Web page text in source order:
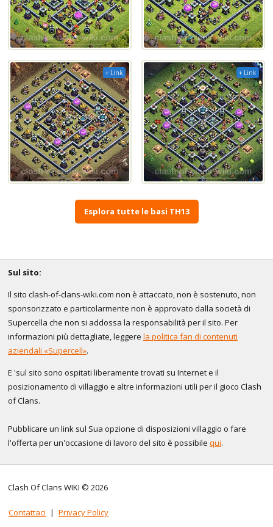
+ Link + Link
Esplora tutte le basi TH13
Sul sito:
Il sito clash-of-clans-wiki.com non è attaccato, non è sostenuto, non
sponsorizzato e particolarmente non è approvato dalla società di
Supercella che non si addossa la responsabilità per il sito. Per
informazioni più dettagliate, leggere la politica fan di contenuti
aziendali «Supercell».
E 'sul sito sono ospitati liberamente trovati su Internet e il
posizionamento di villaggio e altre informazioni utili per il gioco Clash
of Clans.
Pubblicare un link sul Sua opzione di disposizioni villaggio o fare
l'offerta per un'occasione di lavoro del sito è possibile qui.
Clash Of Clans WIKI © 2026
Contattaci | Privacy Policy